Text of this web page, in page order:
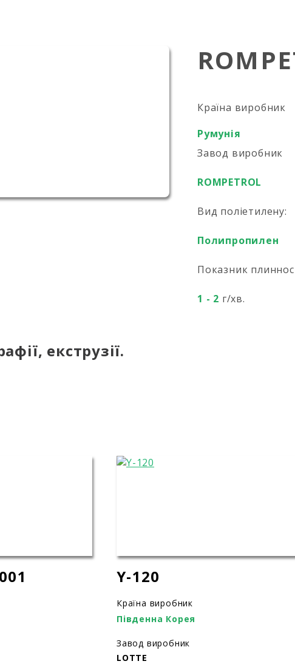
Країна виробник
Румунія
Завод виробник
ROMPETROL
Вид поліетилену:
Полипропилен
Показник
1 - 2 г/хв.
екструзії.
Y-120
Країна виробник
Південна Корея
Завод виробник
LOTTE